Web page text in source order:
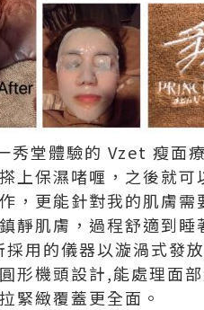
堂體驗的 Vzet 瘦面療
上保濕啫喱，之後就可
，更能針對我的肌膚需
靜肌膚，過程舒適到睡
用的儀器以漩渦式發
形機頭設計,能處理面
緊緻覆蓋更全面。